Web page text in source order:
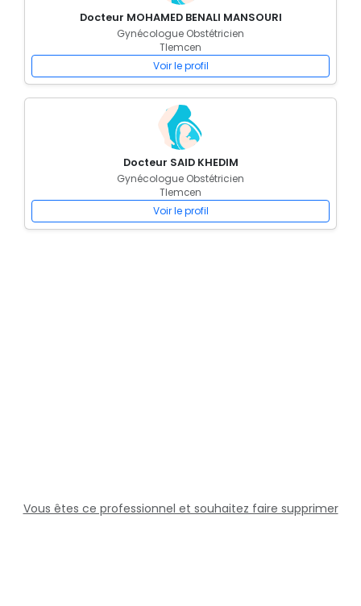
Docteur MOHAMED BENALI MANSOURI
Gynécologue Obstétricien
Tlemcen
Voir le profil
Docteur SAID KHEDIM
Gynécologue Obstétricien
Tlemcen
Voir le profil
Vous êtes ce professionnel et souhaitez faire supprimer